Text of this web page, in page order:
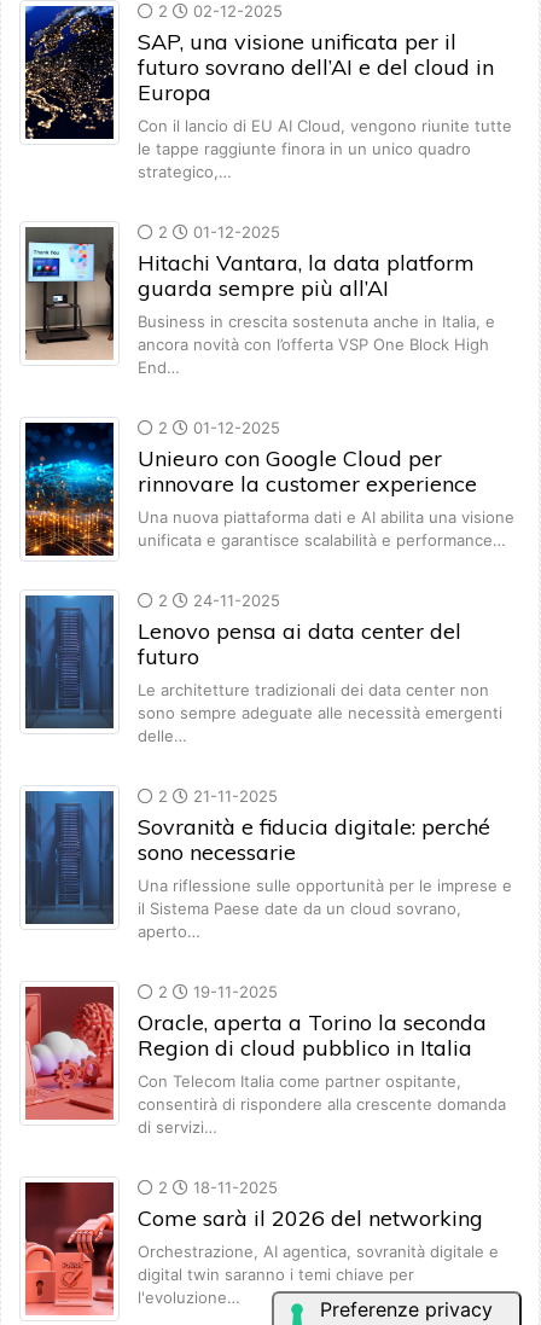
2 02-12-2025
SAP, una visione unificata per il
futuro sovrano dell’AI e del cloud in
Europa
Con il lancio di EU AI Cloud, vengono riunite tutte
le tappe raggiunte finora in un unico quadro
strategico,…
2 01-12-2025
Hitachi Vantara, la data platform
guarda sempre più all’AI
Business in crescita sostenuta anche in Italia, e
ancora novità con l’offerta VSP One Block High
End…
2 01-12-2025
Unieuro con Google Cloud per
rinnovare la customer experience
Una nuova piattaforma dati e AI abilita una visione
unificata e garantisce scalabilità e performance…
2 24-11-2025
Lenovo pensa ai data center del
futuro
Le architetture tradizionali dei data center non
sono sempre adeguate alle necessità emergenti
delle…
2 21-11-2025
Sovranità e fiducia digitale: perché
sono necessarie
Una riflessione sulle opportunità per le imprese e
il Sistema Paese date da un cloud sovrano,
aperto…
2 19-11-2025
Oracle, aperta a Torino la seconda
Region di cloud pubblico in Italia
Con Telecom Italia come partner ospitante,
consentirà di rispondere alla crescente domanda
di servizi…
2 18-11-2025
Come sarà il 2026 del networking
Orchestrazione, AI agentica, sovranità digitale e
digital twin saranno i temi chiave per
l'evoluzione…